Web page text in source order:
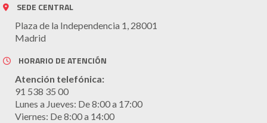
SEDE CENTRAL
Plaza de la Independencia 1, 28001
Madrid
HORARIO DE ATENCIÓN
Atención telefónica:
91 538 35 00
Lunes a Jueves: De 8:00 a 17:00
Viernes: De 8:00 a 14:00